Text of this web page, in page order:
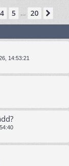
4 5 20
14:53:21